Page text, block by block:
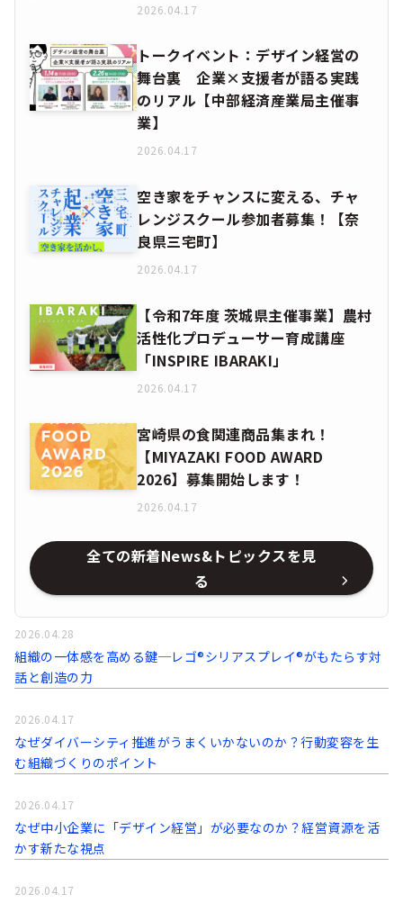
2026.04.17
トークイベント：デザイン経営の
舞台裏 企業×支援者が語る実践
のリアル【中部経済産業局主催事
業】
2026.04.17
空き家をチャンスに変える、チャ
レンジスクール参加者募集！【奈
良県三宅町】
2026.04.17
【令和7年度 茨城県主催事業】農村
活性化プロデューサー育成講座
「INSPIRE IBARAKI」
2026.04.17
宮崎県の食関連商品集まれ！
【MIYAZAKI FOOD AWARD
2026】募集開始します！
2026.04.17
全ての新着News&トピックスを見
る
組織の一体感を高める鍵─レゴ®シリアスプレイ®がもたらす対
話と創造の力
2026.04.28
なぜダイバーシティ推進がうまくいかないのか？行動変容を生
む組織づくりのポイント
2026.04.17
なぜ中小企業に「デザイン経営」が必要なのか？経営資源を活
かす新たな視点
2026.04.17
2026.04.17